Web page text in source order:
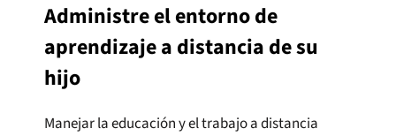
Administre el entorno de
aprendizaje a distancia de su
hijo
Manejar la educación y el trabajo a distancia